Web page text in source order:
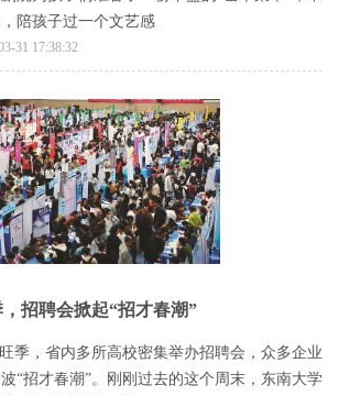
陪孩子过一个文艺感
31 17:38:32
招聘会掀起“招才春潮”
季，省内多所高校密集举办招聘会，众多企业
“招才春潮”。刚刚过去的这个周末，东南大学